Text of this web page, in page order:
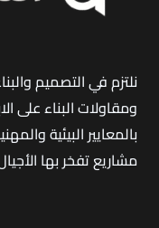
نلتزم في التصميم
ومقاولات البناء على
بالمعايير البيئية
مشاريع تفخر بها